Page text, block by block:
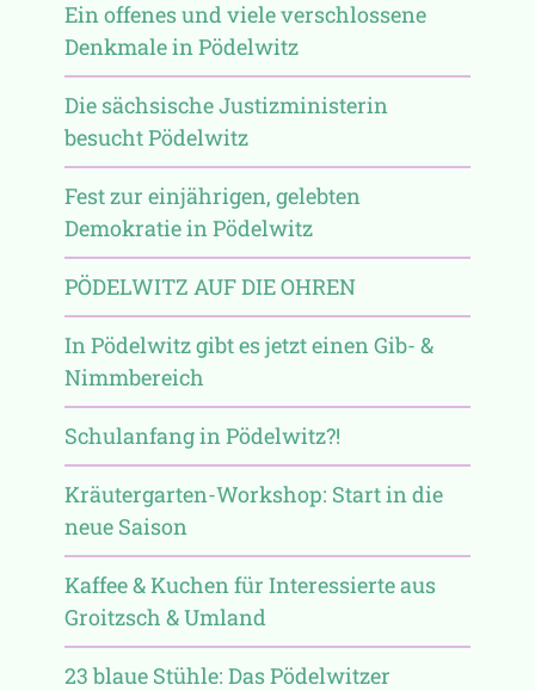
Ein offenes und viele verschlossene
Denkmale in Pödelwitz
Die sächsische Justizministerin
besucht Pödelwitz
Fest zur einjährigen, gelebten
Demokratie in Pödelwitz
PÖDELWITZ AUF DIE OHREN
In Pödelwitz gibt es jetzt einen Gib- &
Nimmbereich
Schulanfang in Pödelwitz?!
Kräutergarten-Workshop: Start in die
neue Saison
Kaffee & Kuchen für Interessierte aus
Groitzsch & Umland
23 blaue Stühle: Das Pödelwitzer